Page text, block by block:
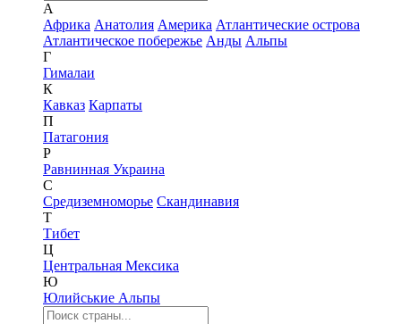
А
Африка Анатолия Америка Атлантические острова
Атлантическое побережье Анды Альпы
Г
Гималаи
К
Кавказ Карпаты
П
Патагония
Р
Равнинная Украина
С
Средиземноморье Скандинавия
Т
Тибет
Ц
Центральная Мексика
Ю
Юлийськие Альпы